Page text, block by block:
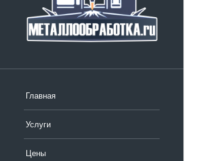
Главная
Услуги
Цены